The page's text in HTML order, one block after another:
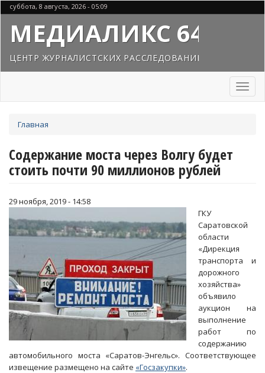
Перейти
к
основному
содержанию
суббота, 8 августа, 2026 - 05:09
МЕДИАЛИКС 64
ЦЕНТР ЖУРНАЛИСТСКИХ РАССЛЕДОВАНИЙ
Toggle
здесь
Главная
Содержание моста через Волгу будет
стоить почти 90 миллионов рублей
29 ноября, 2019 - 14:58
ГКУ
Саратовской
области
«Дирекция
транспорта и
дорожного
хозяйства»
объявило
аукцион на
выполнение
работ по
содержанию
автомобильного моста «Саратов-Энгельс». Соответствующее
извещение размещено на сайте «Госзакупки».